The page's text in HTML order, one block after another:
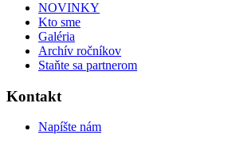
NOVINKY
Kto sme
Galéria
Archív ročníkov
Staňte sa partnerom
Kontakt
Napíšte nám